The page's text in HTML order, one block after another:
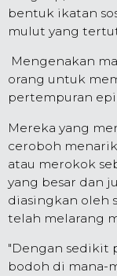
bentuk ikatan
mulut yang
Mengenakan
orang untuk
pertempuran
Mereka yang
ceroboh
atau merokok
yang besar dan
diasingkan oleh
telah melarang
"Dengan sedikit
bodoh di mana-